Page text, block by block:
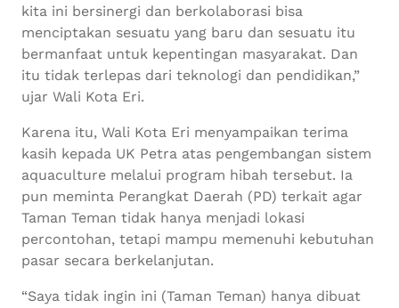
kita ini bersinergi dan berkolaborasi bisa
menciptakan sesuatu yang baru dan sesuatu itu
bermanfaat untuk kepentingan masyarakat. Dan
itu tidak terlepas dari teknologi dan pendidikan,”
ujar Wali Kota Eri.
Karena itu, Wali Kota Eri menyampaikan terima
kasih kepada UK Petra atas pengembangan sistem
aquaculture melalui program hibah tersebut. Ia
pun meminta Perangkat Daerah (PD) terkait agar
Taman Teman tidak hanya menjadi lokasi
percontohan, tetapi mampu memenuhi kebutuhan
pasar secara berkelanjutan.
“Saya tidak ingin ini (Taman Teman) hanya dibuat